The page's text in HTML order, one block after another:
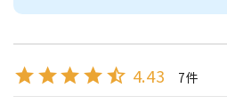
4.43 7